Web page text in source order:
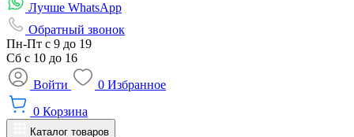
Лучше WhatsApp
Обратный звонок
Пн-Пт с 9 до 19
Сб с 10 до 16
Войти
0 Избранное
0 Корзина
Каталог товаров